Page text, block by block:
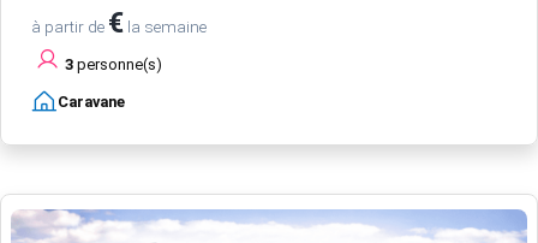
à partir de € la semaine
3 personne(s)
Caravane